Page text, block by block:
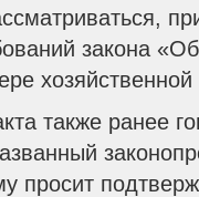
закона
также ранее
просит